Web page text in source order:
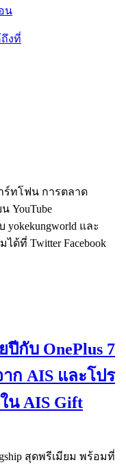
น
ถึงที่
ร์ทโฟน การตลาด
YouTube
yokekungworld และ
ได้ที่ Twitter Facebook
กับ OnePlus 7
าก AIS และโปร
ใน AIS Gift
สุดพรีเมียม พร้อมที่